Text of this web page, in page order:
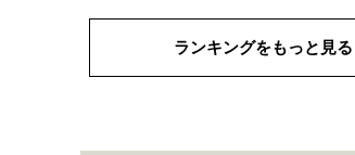
ランキングをもっと見る